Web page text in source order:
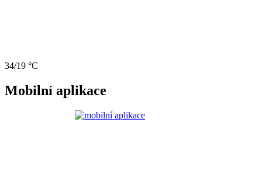
34/19 °C
Mobilní aplikace